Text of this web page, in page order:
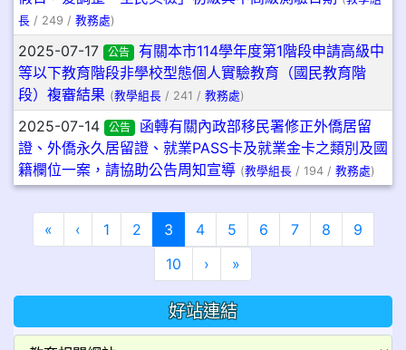
長 / 249 / 教務處)
2025-07-17 公告
有關本市114學年度第1階段申請高級中
等以下教育階段非學校型態個人實驗教育（國民教育階
段）複審結果 (教學組長 / 241 / 教務處)
2025-07-14 公告
函轉有關內政部移民署修正外僑居留
證、外僑永久居留證、就業PASS卡及就業金卡之類別及國
籍欄位一案，請協助公告周知宣導 (教學組長 / 194 / 教務處)
« 第一頁
‹上一頁
1 2 3(目前頁次)
4 5 6 7 8
9
10
›下一頁
»最後頁
好站連結